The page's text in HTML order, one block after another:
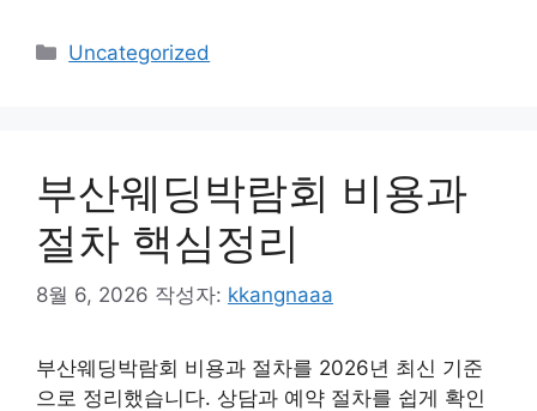
카
Uncategorized
부산웨딩박람회 비용과
절차 핵심정리
8월 6, 2026 작성자: kkangnaaa
부산웨딩박람회 비용과 절차를 2026년 최신 기준
으로 정리했습니다. 상담과 예약 절차를 쉽게 확인